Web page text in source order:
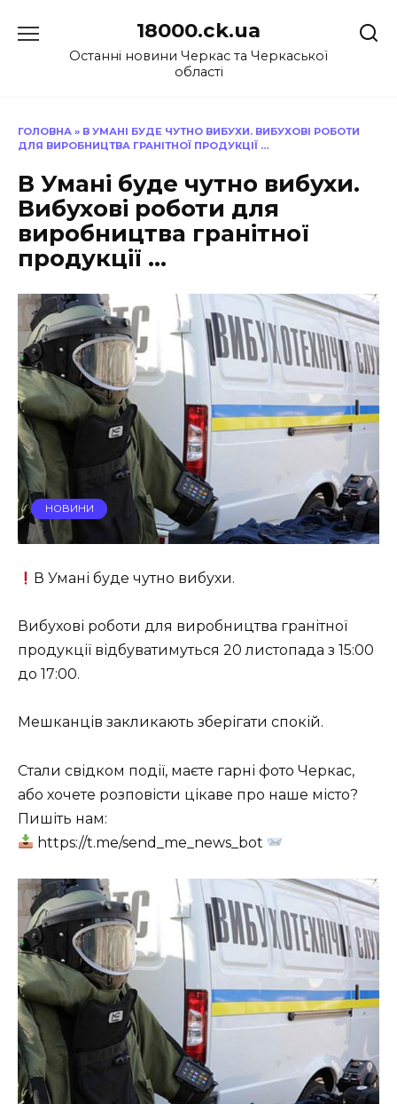
до
18000.ck.ua
Останні новини Черкас та Черкаської
області
ГОЛОВНА » В УМАНІ БУДЕ ЧУТНО ВИБУХИ. ВИБУХОВІ РОБОТИ
ДЛЯ ВИРОБНИЦТВА ГРАНІТНОЇ ПРОДУКЦІЇ …
В Умані буде чутно вибухи.
Вибухові роботи для
виробництва гранітної
продукції …
НОВИНИ
В Умані буде чутно вибухи.
Вибухові роботи для виробництва гранітної
продукції відбуватимуться 20 листопада з 15:00
до 17:00.
Мешканців закликають зберігати спокій.
Стали свідком події, маєте гарні фото Черкас,
або хочете розповісти цікаве про наше місто?
Пишіть нам:
https://t.me/send_me_news_bot